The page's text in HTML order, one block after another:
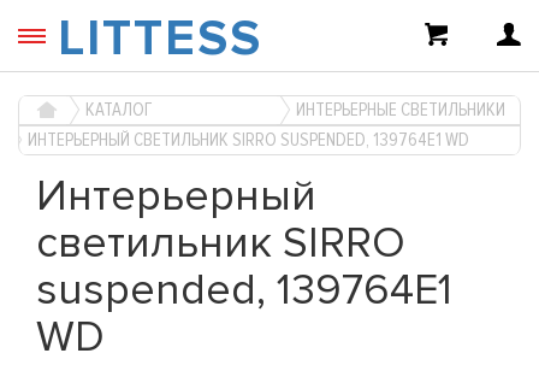
LITTESS
КАТАЛОГ
ИНТЕРЬЕРНЫЕ СВЕТИЛЬНИКИ
ИНТЕРЬЕРНЫЙ СВЕТИЛЬНИК SIRRO SUSPENDED, 139764E1 WD
Интерьерный
светильник SIRRO
suspended, 139764E1
WD